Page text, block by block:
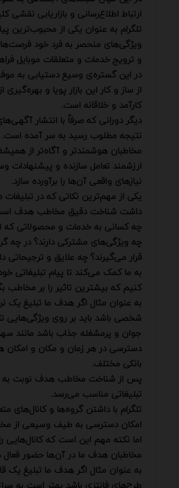
ارتباط اطلاع‌رسانی و بازاریابی نقشی
تلگرام به عنوان یکی از محبوب‌ترین
ویژگی‌های منحصر به فرد خود
و ترویج خدمات و متعلقات موبایل
در این گستره‌ی وسیع دستیابی به
از ساز و کار این بازار پویا و
کارآمد و خلاقانه است.
دیگر دورانی که صرفاً با انتشار
نتیجه مطلوب رسید به سر آمده است.
مخاطبان هوشمندتر و آگاه‌تر از
ارزشمند تعامل سازنده و پیشنهادات
نیازهای واقعی آن‌ها را برآورده سازد.
یکی از مهم‌ترین نکاتی که در تبلیغات
داشت شناخت دقیق مخاطب هدف
چه کسانی به خدمات و محصولاتی که
چه ویژگی‌های مشترکی دارند؟ در
قرار می‌گیرند؟ چه علایق و ترجیحاتی
به ما کمک می‌کند تا پیام تبلیغاتی
کنیم که بیشترین تاثیر را بر مخاطب
به عنوان مثال اگر هدف ما تبلیغ یک
شخصی باشد باید بر روی ویژگی‌هایی
جوان و پرمشغله جذاب باشد مانند
دسترسی در هر زمان و مکان و امکان
بانکی مختلف.
پس از شناخت مخاطب هدف نوبت به
تبلیغاتی مناسب می‌رسد.
تلگرام با داشتن گروه‌ها و کانال‌های
امکان دسترسی به طیف وسیعی از
اما نکته مهم این است که کانال‌هایی
مخاطبان هدف ما در آن‌ها حضور فعال
به عنوان مثال اگر هدف ما تبلیغ یک